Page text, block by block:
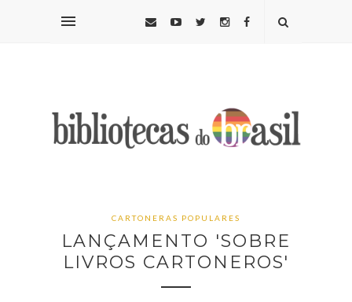
CARTONERAS POPULARES
LANÇAMENTO 'SOBRE
LIVROS CARTONEROS'